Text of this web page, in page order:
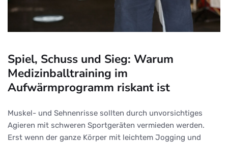
Spiel, Schuss und Sieg: Warum
Medizinballtraining im
Aufwärmprogramm riskant ist
Muskel- und Sehnenrisse sollten durch unvorsichtiges
Agieren mit schweren Sportgeräten vermieden werden.
Erst wenn der ganze Körper mit leichtem Jogging und